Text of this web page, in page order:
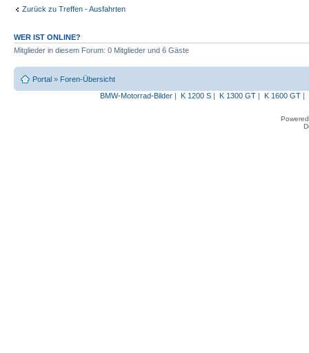
Zurück zu Treffen - Ausfahrten
WER IST ONLINE?
Mitglieder in diesem Forum: 0 Mitglieder und 6 Gäste
Portal » Foren-Übersicht
BMW-Motorrad-Bilder| K 1200 S| K 1300 GT| K 1600 GT|